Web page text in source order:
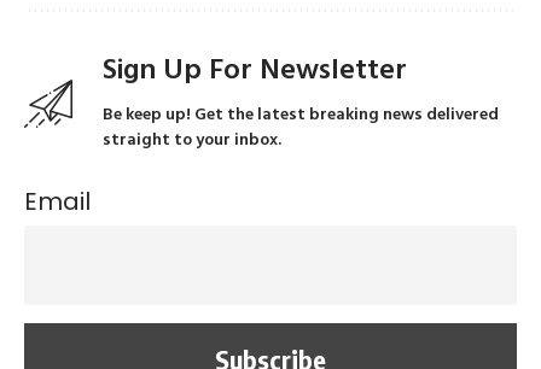
Sign Up For Newsletter
Be keep up! Get the latest breaking news delivered
straight to your inbox.
Email